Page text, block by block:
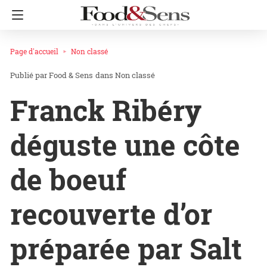
Page d'accueil Non classé
Food & Sens dans Non classé
Franck Ribéry
déguste une côte
de boeuf
recouverte d’or
préparée par Salt